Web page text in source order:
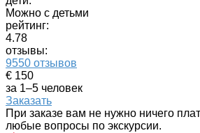
Можно с детьми
рейтинг:
4.78
отзывы:
9550 отзывов
€ 150
за 1–5 человек
Заказать
При заказе вам не нужно ничего
любые вопросы по экскурсии.